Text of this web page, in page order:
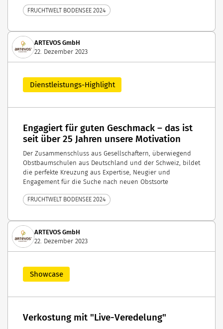
FRUCHTWELT BODENSEE 2024
ARTEVOS GmbH
22. Dezember 2023
Dienstleistungs-Highlight
Engagiert für guten Geschmack – das ist
seit über 25 Jahren unsere Motivation
Der Zusammenschluss aus Gesellschaftern, überwiegend
Obstbaumschulen aus Deutschland und der Schweiz, bildet
die perfekte Kreuzung aus Expertise, Neugier und
Engagement für die Suche nach neuen Obstsorte
FRUCHTWELT BODENSEE 2024
ARTEVOS GmbH
22. Dezember 2023
Showcase
Verkostung mit "Live-Veredelung"